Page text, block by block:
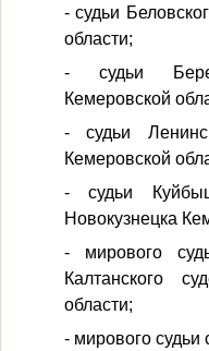
- судьи
области;
- судьи
Кемеровской
- судьи
Кемеровской
- судьи
Новокузнецка
- мирового
Калтанского
области;
- мирового судьи